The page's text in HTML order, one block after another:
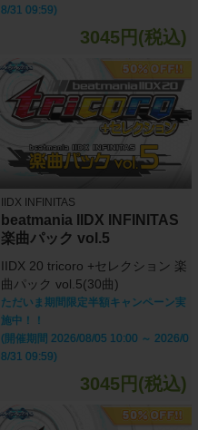
8/31 09:59)
3045円(税込)
IIDX INFINITAS
beatmania IIDX INFINITAS
楽曲パック vol.5
IIDX 20 tricoro +セレクション 楽
曲パック vol.5(30曲)
ただいま期間限定半額キャンペーン実
施中！！
(開催期間 2026/08/05 10:00 ～ 2026/0
8/31 09:59)
3045円(税込)